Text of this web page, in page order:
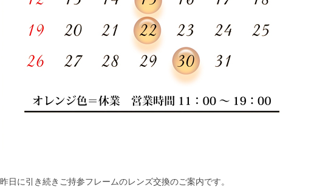
昨日に引き続きご持参フレームのレンズ交換のご案内です。